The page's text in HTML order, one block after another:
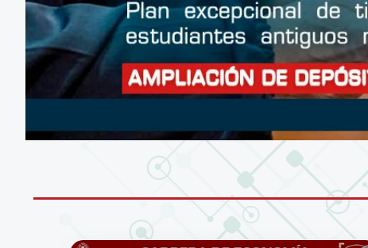
CONÉCTATE A LA RED WIFI DE LA UMSA